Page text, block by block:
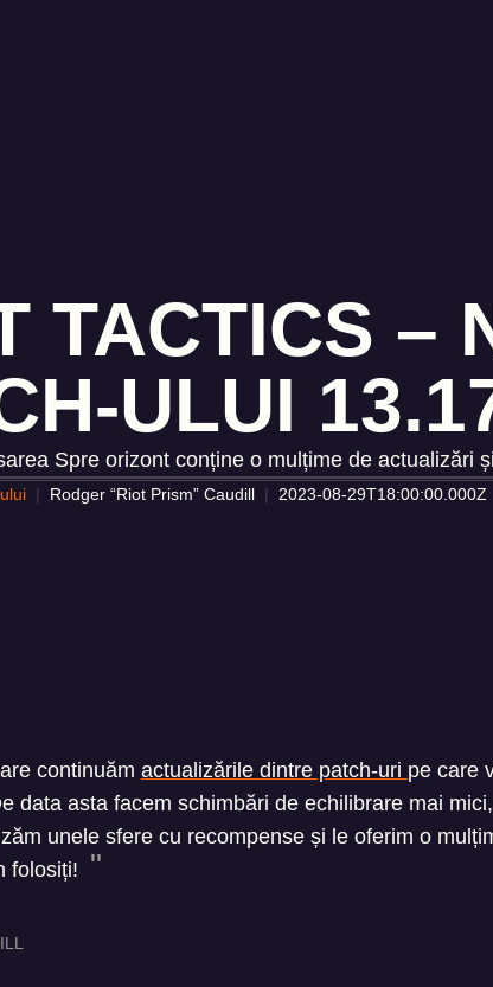
TACTICS –
ULUI
Spre orizont conține o mulțime de actualizări
Rodger “Riot Prism” Caudill 2023-08-29T18:00:00.000Z
continuăm actualizările dintre patch-uri pe care
data asta facem schimbări de echilibrare mai
unele sfere cu recompense și le oferim o
folosiți!